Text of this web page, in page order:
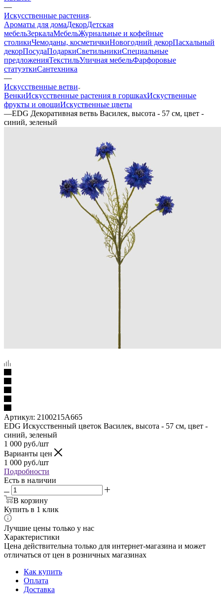
—
Искусственные растения
Ароматы для домаДекорДетская
мебельЗеркалаМебельЖурнальные и кофейные
столикиЧемоданы, косметичкиНовогодний декорПасхальный
декорПосудаПодаркиСветильникиСпециальные
предложенияТекстильУличная мебельФарфоровые
статуэткиСантехника
—
Искусственные ветви
ВенкиИскусственные растения в горшкахИскуственные
фрукты и овощиИскуственные цветы
—EDG Декоративная ветвь Василек, высота - 57 см, цвет -
синий, зеленый
Артикул: 2100215A665
EDG Искусственный цветок Василек, высота - 57 см, цвет -
синий, зеленый
1 000 руб./шт
Варианты цен
1 000 руб./шт
Подробности
Есть в наличии
В корзину
Купить в 1 клик
Лучшие цены только у нас
Характеристики
Цена действительна только для интернет-магазина и может
отличаться от цен в розничных магазинах
Как купить
Оплата
Доставка